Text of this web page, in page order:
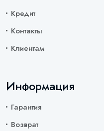
Кредит
Контакты
Клиентам
Информация
Гарантия
Возврат